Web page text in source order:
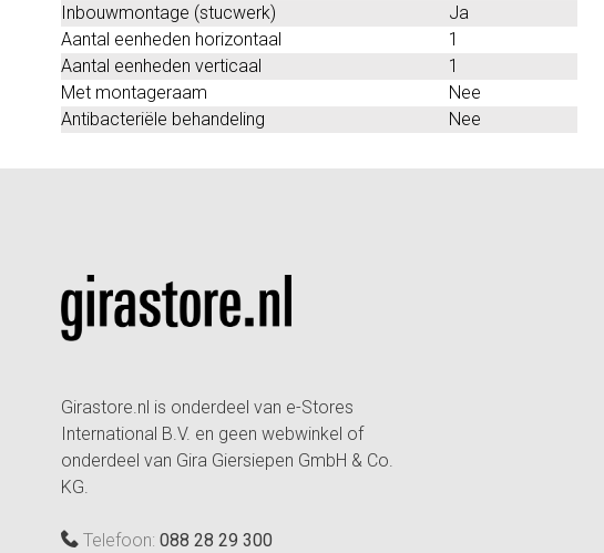
Inbouwmontage (stucwerk)
Ja
Aantal eenheden horizontaal
1
Aantal eenheden verticaal
1
Met montageraam
Nee
Antibacteriële behandeling
Nee
Girastore.nl is onderdeel van e-Stores
International B.V. en geen webwinkel of
onderdeel van Gira Giersiepen GmbH & Co.
KG.
Telefoon: 088 28 29 300